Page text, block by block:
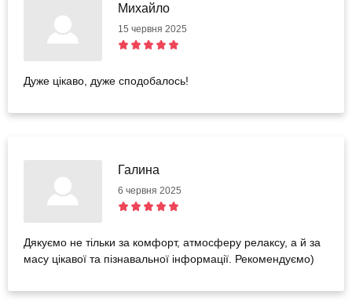
Михайло
15 червня 2025
Дуже цікаво, дуже сподобалось!
Галина
6 червня 2025
Дякуємо не тільки за комфорт, атмосферу релаксу, а й за
масу цікавої та пізнавальної інформації. Рекомендуємо)